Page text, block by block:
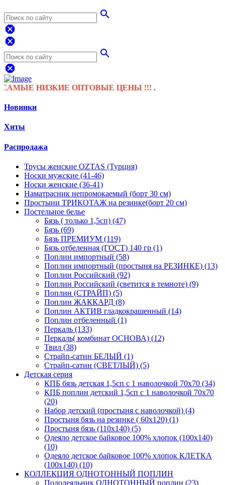
search
dangerous
dangerous
search
dangerous
НИЗКИЕ ОПТОВЫЕ ЦЕНЫ !!! .
Новинки
Хиты
Распродажа
Трусы женские OZTAS (Турция)
Носки мужские (41-46)
Носки женские (36-41)
Наматрасник непромокаемый (борт 30 см)
Простыни ТРИКОТАЖ на резинке(борт 20 см)
Постельное белье
Бязь ( только 1,5сп) (47)
Бязь (69)
Бязь ПРЕМИУМ (119)
Бязь отбеленная (ГОСТ) 140 гр (1)
Поплин импортный (58)
Поплин импортный (простыня на РЕЗИНКЕ) (13)
Поплин Российский (92)
Поплин Российский (светится в темноте) (9)
Поплин (СТРАЙП) (5)
Поплин ЖАККАРД (8)
Поплин АКТИВ гладкокрашенный (14)
Поплин отбеленный (1)
Перкаль (133)
Перкаль( комбинат ОСНОВА) (12)
Твил (38)
Страйп-сатин БЕЛЫЙ (1)
Страйп-сатин (СВЕТЛЫЙ) (5)
Детская серия
КПБ бязь детская 1,5сп с 1 наволочкой 70х70 (34)
КПБ поплин детский 1,5сп с 1 наволочкой 70х70
(20)
Набор детский (простыня с наволочкой) (4)
Простыня бязь на резинке ( 60х120) (1)
Простыня бязь (110х140) (5)
Одеяло детское байковое 100% хлопок (100х140)
(10)
Одеяло детское байковое 100% хлопок КЛЕТКА
(100х140) (10)
КОЛЛЕКЦИЯ ОДНОТОННЫЙ ПОПЛИН
Пододеяльник ОДНОТОННЫЙ поплин (23)